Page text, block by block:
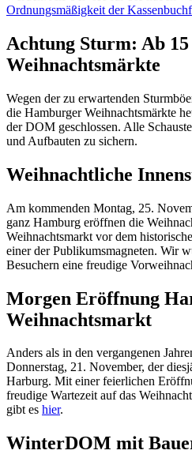
Ordnungsmäßigkeit der
Achtung Sturm: Ab
Weihnachtsmärkte
Wegen der zu erwartenden
die Hamburger Weihnachtsmärkte
der DOM geschlossen. Alle
und Aufbauten zu sichern.
Weihnachtliche
Am kommenden Montag, 25.
ganz Hamburg eröffnen die
Weihnachtsmarkt vor dem
einer der Publikumsmagneten. Wir
Besuchern eine freudige
Morgen Eröffnung
Weihnachtsmarkt
Anders als in den vergangenen
Donnerstag, 21. November, der
Harburg. Mit einer feierlichen
freudige Wartezeit auf das
gibt es hier.
WinterDOM mit